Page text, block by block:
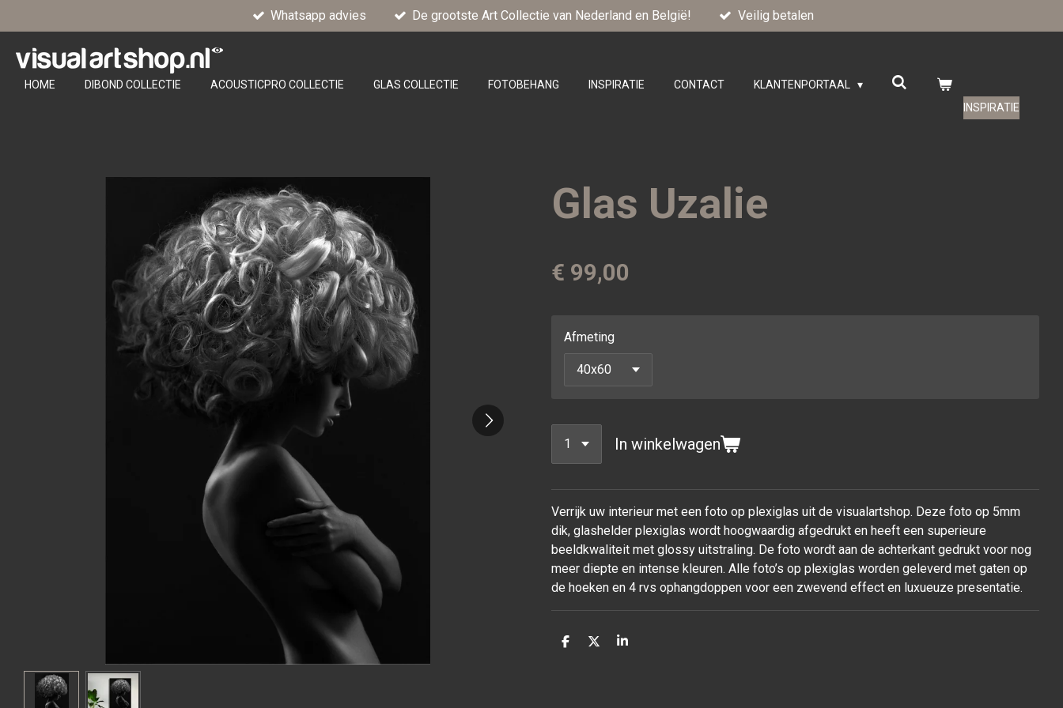
direct
naar
de
hoofdinhoud
Whatsapp advies De grootste Art Collectie van Nederland en België! Veilig betalen
HOME DIBOND COLLECTIE ACOUSTICPRO COLLECTIE GLAS COLLECTIE FOTOBEHANG INSPIRATIE CONTACT
KLANTENPORTAAL
INSPIRATIE
Glas Uzalie
€ 99,00
Afmeting
In winkelwagen
Verrijk uw interieur met een foto op plexiglas uit de visualartshop. Deze foto op 5mm
dik, glashelder plexiglas wordt hoogwaardig afgedrukt en heeft een superieure
beeldkwaliteit met glossy uitstraling. De foto wordt aan de achterkant gedrukt voor nog
meer diepte en intense kleuren. Alle foto’s op plexiglas worden geleverd met gaten op
de hoeken en 4 rvs ophangdoppen voor een zwevend effect en luxueuze presentatie.
D
D
S